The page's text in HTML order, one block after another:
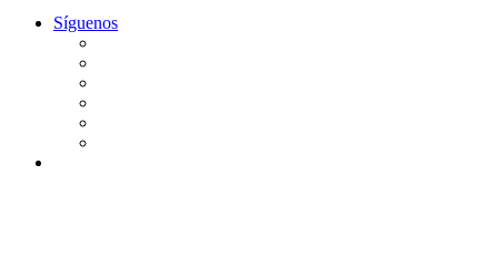
Síguenos